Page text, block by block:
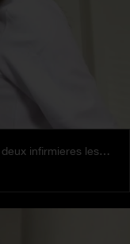
Jeux de gods et penetrations à fond pour deux infirmieres lesbiennes au top du Hard